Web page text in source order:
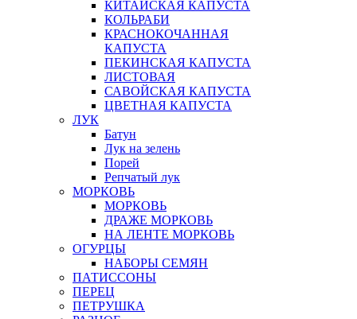
КИТАЙСКАЯ КАПУСТА
КОЛЬРАБИ
КРАСНОКОЧАННАЯ
КАПУСТА
ПЕКИНСКАЯ КАПУСТА
ЛИСТОВАЯ
САВОЙСКАЯ КАПУСТА
ЦВЕТНАЯ КАПУСТА
ЛУК
Батун
Лук на зелень
Порей
Репчатый лук
МОРКОВЬ
МОРКОВЬ
ДРАЖЕ МОРКОВЬ
НА ЛЕНТЕ МОРКОВЬ
ОГУРЦЫ
НАБОРЫ СЕМЯН
ПАТИССОНЫ
ПЕРЕЦ
ПЕТРУШКА